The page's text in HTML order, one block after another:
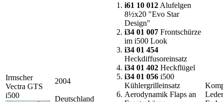
Irmscher
Vectra GTS
i500
2004
Deutschland
i61 10 012 Alufelgen
8½x20 "Evo Star
Design"
i34 01 007 Frontschürze
im i500 Look
i34 01 454
Heckdiffusoreinsatz
i34 01 402 Heckflügel
i34 01 056 i500
Kühlergrilleinsatz
Aerodynamik Flaps an